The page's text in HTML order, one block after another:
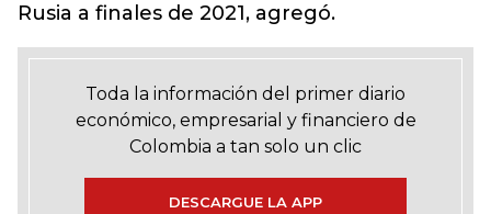
Rusia a finales de 2021, agregó.
Toda la información del primer diario
económico, empresarial y financiero de
Colombia a tan solo un clic
DESCARGUE LA APP